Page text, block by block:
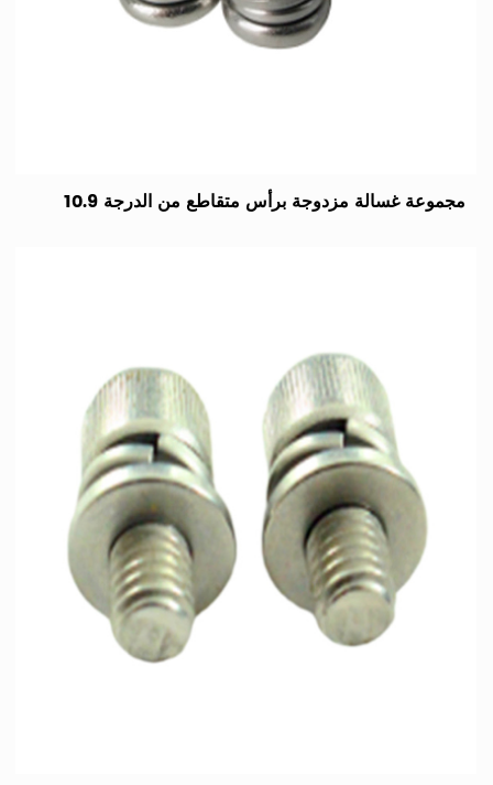
مجموعة غسالة مزدوجة برأس متقاطع من الدرجة 10.9